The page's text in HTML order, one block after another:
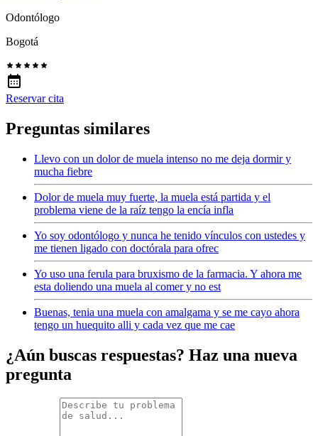
Odontólogo
Bogotá
Reservar cita
Preguntas similares
Llevo con un dolor de muela intenso no me deja dormir y
mucha fiebre
Dolor de muela muy fuerte, la muela está partida y el
problema viene de la raíz tengo la encía infla
Yo soy odontólogo y nunca he tenido vínculos con ustedes y
me tienen ligado con doctórala para ofrec
Yo uso una ferula para bruxismo de la farmacia. Y ahora me
esta doliendo una muela al comer y no est
Buenas, tenia una muela con amalgama y se me cayo ahora
tengo un huequito alli y cada vez que me cae
¿Aún buscas respuestas? Haz una nueva
pregunta